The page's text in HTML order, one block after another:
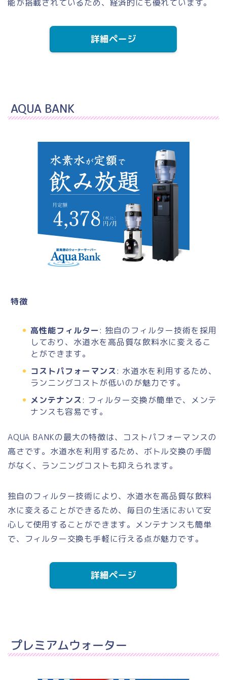
能が搭載されているため、経済的にも優れています。
詳細ページ
AQUA BANK
特徴
高性能フィルター: 独自のフィルター技術を採用
しており、水道水を高品質な飲料水に変えるこ
とができます。
コストパフォーマンス: 水道水を利用するため、
ランニングコストが低いのが魅力です。
メンテナンス: フィルター交換が簡単で、メンテ
ナンスも容易です。
AQUA BANKの最大の特徴は、コストパフォーマンスの
高さです。水道水を利用するため、ボトル交換の手間
がなく、ランニングコストも抑えられます。
独自のフィルター技術により、水道水を高品質な飲料
水に変えることができるため、毎日の生活において安
心して使用することができます。メンテナンスも簡単
で、フィルター交換も手軽に行える点が魅力です。
詳細ページ
プレミアムウォーター